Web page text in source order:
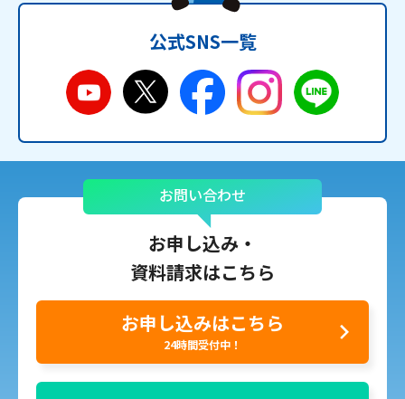
公式SNS一覧
お問い合わせ
お申し込み・
資料請求はこちら
お申し込みはこちら
24時間受付中！